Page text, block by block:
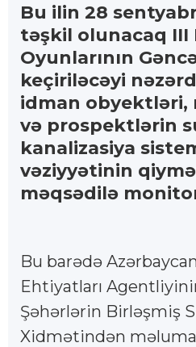
Bu ilin 28
təşkil olunacaq III
Oyunlarının
keçiriləcəyi
idman obyektləri,
və prospektlərin
kanalizasiya
vəziyyətinin
məqsədilə
Bu barədə
Ehtiyatları
Şəhərlərin Birləşmiş
Xidmətindən